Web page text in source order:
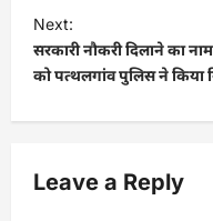
t
n
a
v
g
Next:
सरकारी नौकरी दिलाने का
को पत्थलगांव पुलिस ने किया
Leave a Reply